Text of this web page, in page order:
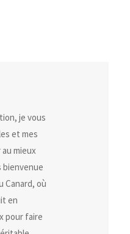
je vous
et mes
mieux
bienvenue
Canard, où
en
pour faire